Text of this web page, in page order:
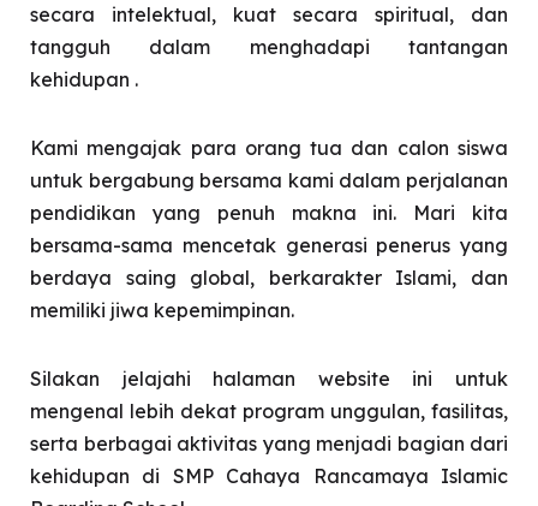
secara intelektual, kuat secara spiritual, dan
tangguh dalam menghadapi tantangan
kehidupan .
Kami mengajak para orang tua dan calon siswa
untuk bergabung bersama kami dalam perjalanan
pendidikan yang penuh makna ini. Mari kita
bersama-sama mencetak generasi penerus yang
berdaya saing global, berkarakter Islami, dan
memiliki jiwa kepemimpinan.
Silakan jelajahi halaman website ini untuk
mengenal lebih dekat program unggulan, fasilitas,
serta berbagai aktivitas yang menjadi bagian dari
kehidupan di SMP Cahaya Rancamaya Islamic